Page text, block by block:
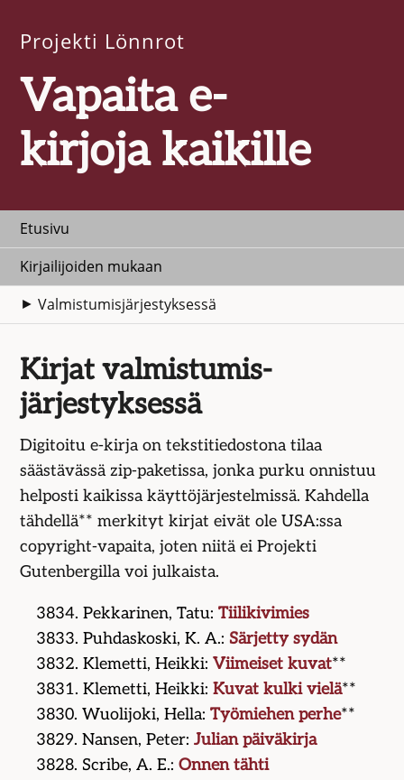
Projekti Lönnrot
Vapaita e-
kirjoja kaikille
Etusivu
Kirjailijoiden mukaan
Valmistumisjärjestyksessä
Kirjat valmistumis­
järjestyksessä
Digitoitu e-kirja on tekstitiedostona tilaa
säästävässä zip-paketissa, jonka purku onnistuu
helposti kaikissa käyttöjärjestelmissä. Kahdella
tähdellä** merkityt kirjat eivät ole USA:ssa
copyright-vapaita, joten niitä ei Projekti
Gutenbergilla voi julkaista.
3834. Pekkarinen, Tatu:Tiilikivimies
3833. Puhdaskoski, K. A.:Särjetty sydän
3832. Klemetti, Heikki:Viimeiset kuvat**
3831. Klemetti, Heikki:Kuvat kulki vielä**
3830. Wuolijoki, Hella:Työmiehen perhe**
3829. Nansen, Peter:Julian päiväkirja
3828. Scribe, A. E.:Onnen tähti